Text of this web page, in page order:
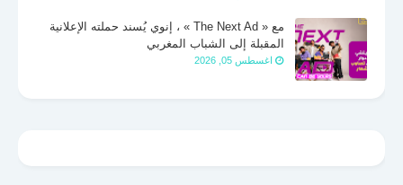
مع « The Next Ad » ، إنوي يُسند حملته الإعلانية
المقبلة إلى الشباب المغربي
اغسطس 05, 2026